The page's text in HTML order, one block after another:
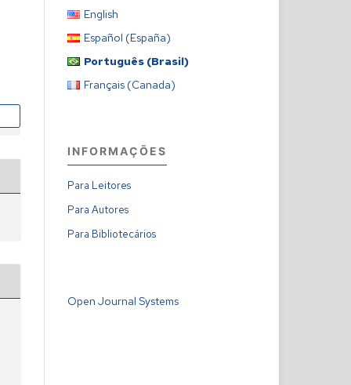
English
Español (España)
Português (Brasil)
Français (Canada)
INFORMAÇÕES
Para Leitores
Para Autores
Para Bibliotecários
Open Journal Systems